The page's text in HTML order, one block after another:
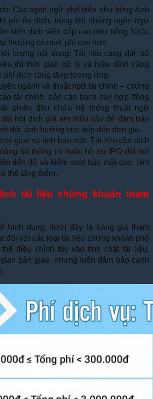
Các ngôn ngữ phổ biến như tiếng Anh
phí ổn định, trong khi những ngôn ngữ
biên dịch viên cấp cao như tiếng Nhật,
thường có mức phí cao hơn.
lượng nội dung: Tài liệu càng dài, số
thì thời gian xử lý và hiệu đính càng
phí dịch cũng tăng tương ứng.
ngành và thuật ngữ tài chính – chứng
tài chính, bản cáo bạch hay hợp đồng
phiếu đều chứa hệ thống thuật ngữ
hỏi dịch giả am hiểu sâu để đảm bảo
đối, ảnh hưởng trực tiếp đến đơn giá.
gian và tính bảo mật: Tài liệu cần dịch
bố thông tin hoặc hồ sơ IPO đòi hỏi
tiến độ và kiểm soát bảo mật cao, làm
thể tăng thêm.
tài liệu chứng khoán tham
hình dung, dưới đây là bảng giá tham
đối với các loại tài liệu chứng khoán phổ
điều chỉnh tùy vào tính chất tài liệu,
bàn giao, nhưng luôn đảm bảo cạnh